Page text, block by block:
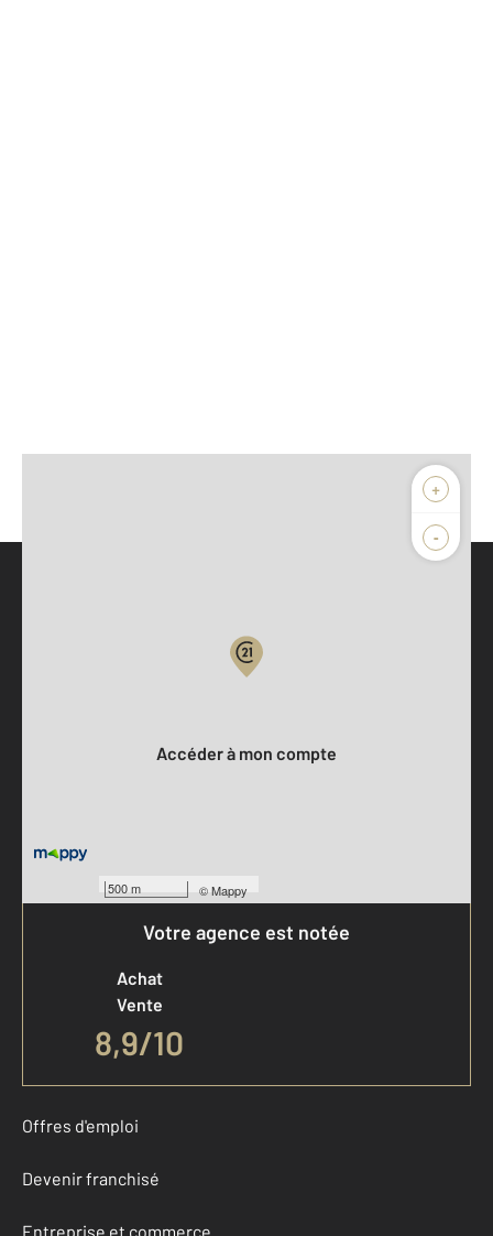
+
-
500 m ©Mappy
Accéder à mon compte
Votre agence est notée
Achat
Vente
8,9/10
Offres d'emploi
Devenir franchisé
Entreprise et commerce